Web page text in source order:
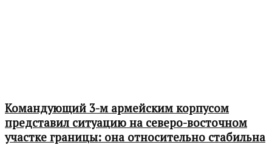
Командующий 3-м армейским корпусом
представил ситуацию на северо-восточном
участке границы: она относительно стабильна